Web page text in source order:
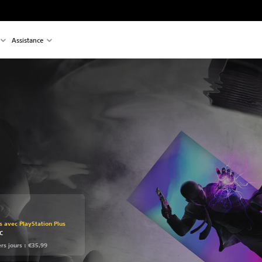
Assistance
au prix d'origine de €35,99
avec PlayStation Plus
jours : €35,99